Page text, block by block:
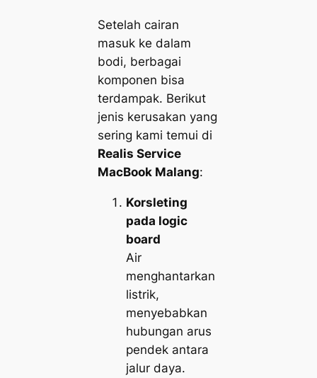
Setelah cairan
masuk ke dalam
bodi, berbagai
komponen bisa
terdampak. Berikut
jenis kerusakan yang
sering kami temui di
Realis Service
MacBook Malang:
Korsleting
pada logic
board
Air
menghantarkan
listrik,
menyebabkan
hubungan arus
pendek antara
jalur daya.